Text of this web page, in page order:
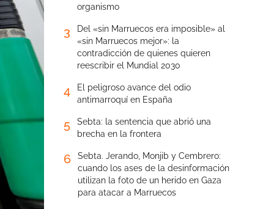
organismo
3
Del «sin Marruecos era imposible» al
«sin Marruecos mejor»: la
contradicción de quienes quieren
reescribir el Mundial 2030
4
El peligroso avance del odio
antimarroquí en España
5
Sebta: la sentencia que abrió una
brecha en la frontera
6
Sebta. Jerando, Monjib y Cembrero:
cuando los ases de la desinformación
utilizan la foto de un herido en Gaza
para atacar a Marruecos